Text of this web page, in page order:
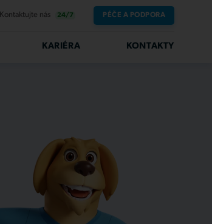
Kontaktujte nás 24/7 PÉČE A PODPORA
KARIÉRA KONTAKTY